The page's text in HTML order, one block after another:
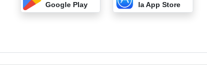
Google Play
la App Store